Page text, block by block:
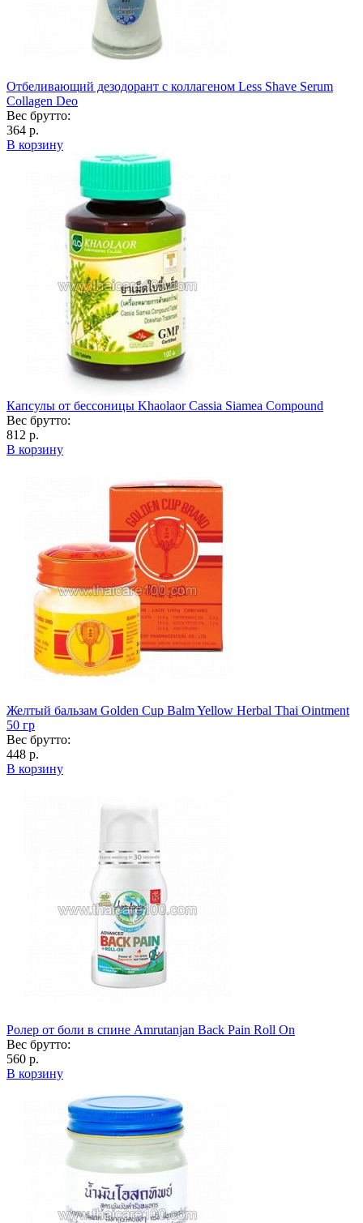
Отбеливающий дезодорант с коллагеном Less Shave Serum
Collagen Deo
Вес брутто:
364 р.
В корзину
Капсулы от бессоницы Khaolaor Cassia Siamea Compound
Вес брутто:
812 р.
В корзину
Желтый бальзам Golden Cup Balm Yellow Herbal Thai Ointment
50 гр
Вес брутто:
448 р.
В корзину
Ролер от боли в спине Amrutanjan Back Pain Roll On
Вес брутто:
560 р.
В корзину